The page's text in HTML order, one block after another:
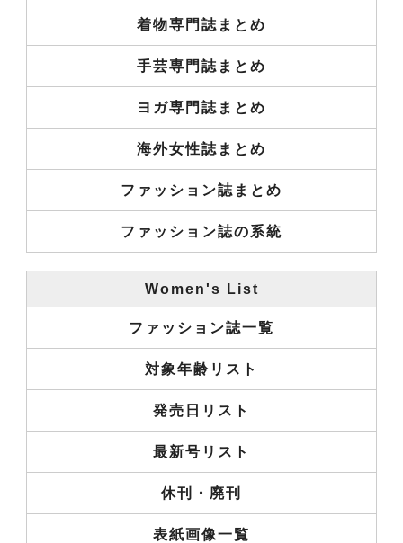
着物専門誌まとめ
手芸専門誌まとめ
ヨガ専門誌まとめ
海外女性誌まとめ
ファッション誌まとめ
ファッション誌の系統
Women's List
ファッション誌一覧
対象年齢リスト
発売日リスト
最新号リスト
休刊・廃刊
表紙画像一覧